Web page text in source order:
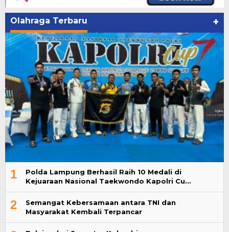
Olahraga Terbaru +
1
Polda Lampung Berhasil Raih 10 Medali di
Kejuaraan Nasional Taekwondo Kapolri Cu…
2
Semangat Kebersamaan antara TNI dan
Masyarakat Kembali Terpancar